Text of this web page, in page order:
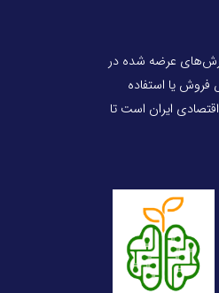
عرضه شده در
یا استفاده
ایران است تا